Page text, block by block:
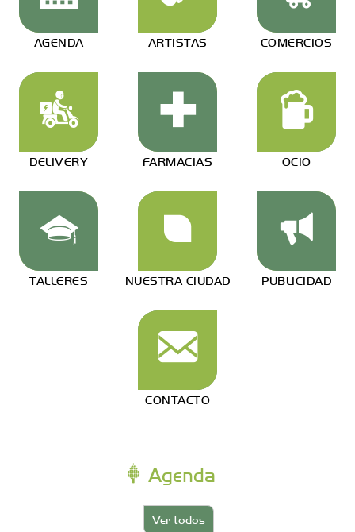
AGENDA ARTISTAS COMERCIOS
DELIVERY FARMACIAS OCIO
TALLERES NUESTRA CIUDAD PUBLICIDAD
CONTACTO
Agenda
Ver todos